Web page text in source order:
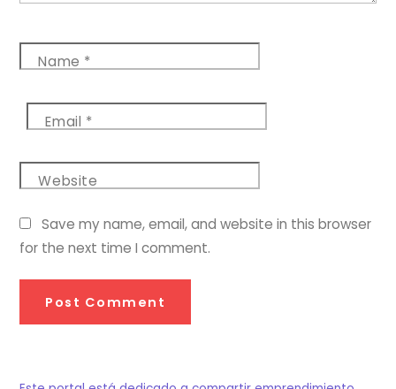
Name *
Email *
Website
Save my name, email, and website in this browser
for the next time I comment.